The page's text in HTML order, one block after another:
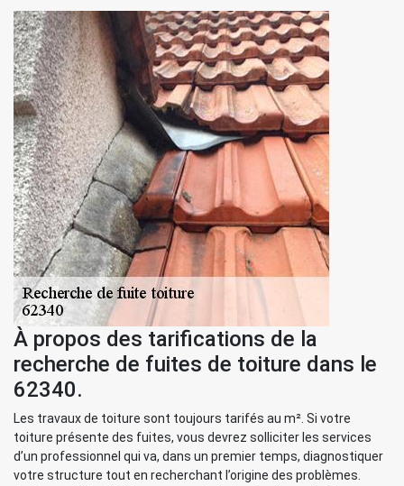
À propos des tarifications de la
recherche de fuites de toiture dans le
62340.
Les travaux de toiture sont toujours tarifés au m². Si votre
toiture présente des fuites, vous devrez solliciter les services
d’un professionnel qui va, dans un premier temps, diagnostiquer
votre structure tout en recherchant l’origine des problèmes.